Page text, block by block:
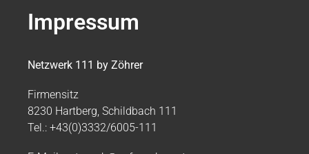
Impressum
Netzwerk 111 by Zöhrer
Firmensitz
8230 Hartberg, Schildbach 111
Tel.: +43(0)3332/6005-111